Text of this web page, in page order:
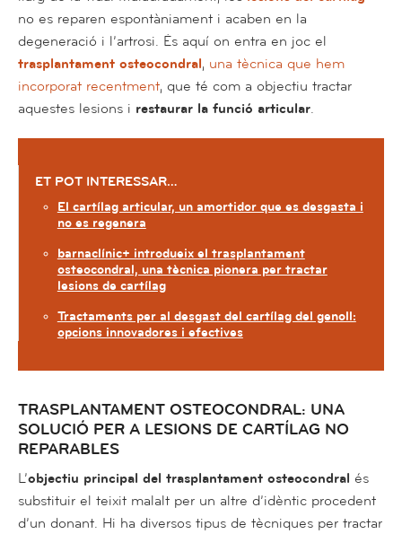
no es reparen espontàniament i acaben en la
degeneració i l’artrosi. És aquí on entra en joc el
trasplantament osteocondral, una tècnica que hem
incorporat recentment, que té com a objectiu tractar
aquestes lesions i restaurar la funció articular.
ET POT INTERESSAR…
El cartílag articular, un amortidor que es desgasta i
no es regenera
barnaclínic+ introdueix el trasplantament
osteocondral, una tècnica pionera per tractar
lesions de cartílag
Tractaments per al desgast del cartílag del genoll:
opcions innovadores i efectives
TRASPLANTAMENT OSTEOCONDRAL: UNA
SOLUCIÓ PER A LESIONS DE CARTÍLAG NO
REPARABLES
L’objectiu principal del trasplantament osteocondral és
substituir el teixit malalt per un altre d’idèntic procedent
d’un donant. Hi ha diversos tipus de tècniques per tractar